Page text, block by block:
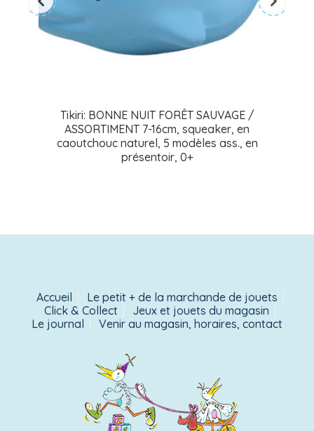
Tikiri: BONNE NUIT FORÊT SAUVAGE /
ASSORTIMENT 7-16cm, squeaker, en
caoutchouc naturel, 5 modèles ass., en
présentoir, 0+
Accueil
Le petit + de la marchande de jouets
Click & Collect
Jeux et jouets du magasin
Le journal
Venir au magasin, horaires, contact